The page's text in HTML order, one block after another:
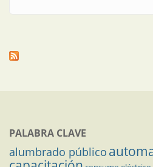
PALABRA CLAVE
alumbrado público